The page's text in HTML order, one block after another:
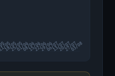
05
18/0525/0501/0608/0615/0622/0629/0606/0713/0720/0727/07
03/08